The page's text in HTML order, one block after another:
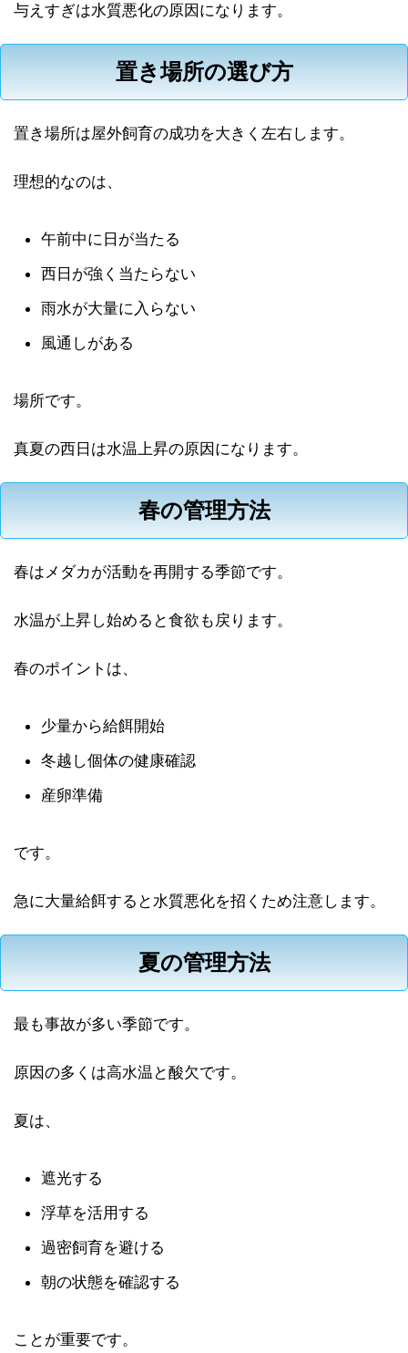
与えすぎは水質悪化の原因になります。
置き場所の選び方
置き場所は屋外飼育の成功を大きく左右します。
理想的なのは、
午前中に日が当たる
西日が強く当たらない
雨水が大量に入らない
風通しがある
場所です。
真夏の西日は水温上昇の原因になります。
春の管理方法
春はメダカが活動を再開する季節です。
水温が上昇し始めると食欲も戻ります。
春のポイントは、
少量から給餌開始
冬越し個体の健康確認
産卵準備
です。
急に大量給餌すると水質悪化を招くため注意します。
夏の管理方法
最も事故が多い季節です。
原因の多くは高水温と酸欠です。
夏は、
遮光する
浮草を活用する
過密飼育を避ける
朝の状態を確認する
ことが重要です。